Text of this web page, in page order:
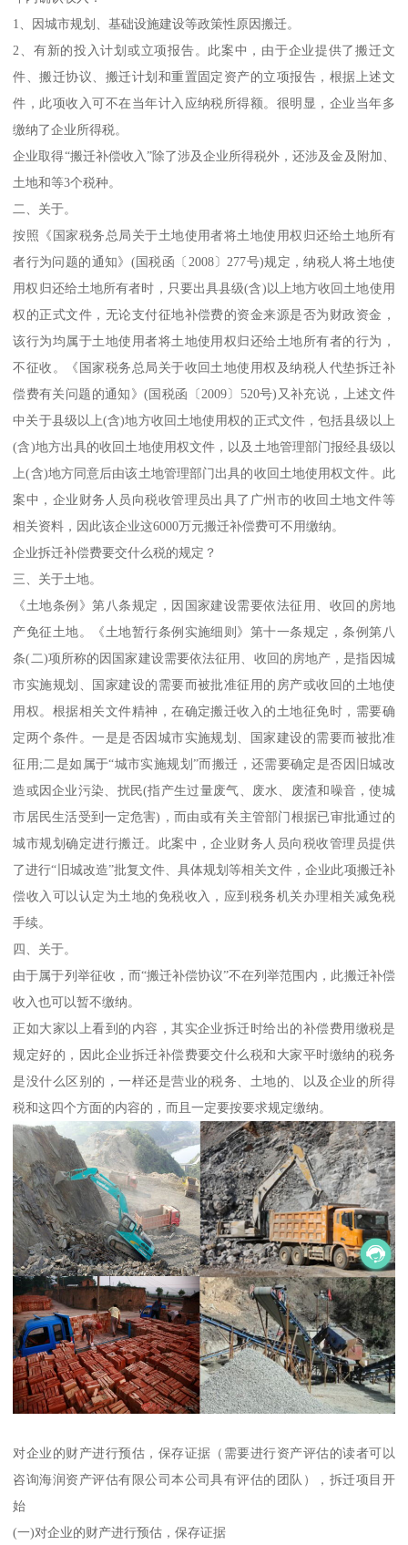
1、因城市规划、基础设施建设等政策性原因搬迁。
2、有新的投入计划或立项报告。此案中，由于企业提供了搬迁文
件、搬迁协议、搬迁计划和重置固定资产的立项报告，根据上述文
件，此项收入可不在当年计入应纳税所得额。很明显，企业当年多
缴纳了企业所得税。
企业取得“搬迁补偿收入”除了涉及企业所得税外，还涉及金及附加、
土地和等3个税种。
二、关于。
按照《国家税务总局关于土地使用者将土地使用权归还给土地所有
者行为问题的通知》(国税函〔2008〕277号)规定，纳税人将土地使
用权归还给土地所有者时，只要出具县级(含)以上地方收回土地使用
权的正式文件，无论支付征地补偿费的资金来源是否为财政资金，
该行为均属于土地使用者将土地使用权归还给土地所有者的行为，
不征收。《国家税务总局关于收回土地使用权及纳税人代垫拆迁补
偿费有关问题的通知》(国税函〔2009〕520号)又补充说，上述文件
中关于县级以上(含)地方收回土地使用权的正式文件，包括县级以上
(含)地方出具的收回土地使用权文件，以及土地管理部门报经县级以
上(含)地方同意后由该土地管理部门出具的收回土地使用权文件。此
案中，企业财务人员向税收管理员出具了广州市的收回土地文件等
相关资料，因此该企业这6000万元搬迁补偿费可不用缴纳。
企业拆迁补偿费要交什么税的规定？
三、关于土地。
《土地条例》第八条规定，因国家建设需要依法征用、收回的房地
产免征土地。《土地暂行条例实施细则》第十一条规定，条例第八
条(二)项所称的因国家建设需要依法征用、收回的房地产，是指因城
市实施规划、国家建设的需要而被批准征用的房产或收回的土地使
用权。根据相关文件精神，在确定搬迁收入的土地征免时，需要确
定两个条件。一是是否因城市实施规划、国家建设的需要而被批准
征用;二是如属于“城市实施规划”而搬迁，还需要确定是否因旧城改
造或因企业污染、扰民(指产生过量废气、废水、废渣和噪音，使城
市居民生活受到一定危害)，而由或有关主管部门根据已审批通过的
城市规划确定进行搬迁。此案中，企业财务人员向税收管理员提供
了进行“旧城改造”批复文件、具体规划等相关文件，企业此项搬迁补
偿收入可以认定为土地的免税收入，应到税务机关办理相关减免税
手续。
四、关于。
由于属于列举征收，而“搬迁补偿协议”不在列举范围内，此搬迁补偿
收入也可以暂不缴纳。
正如大家以上看到的内容，其实企业拆迁时给出的补偿费用缴税是
规定好的，因此企业拆迁补偿费要交什么税和大家平时缴纳的税务
是没什么区别的，一样还是营业的税务、土地的、以及企业的所得
税和这四个方面的内容的，而且一定要按要求规定缴纳。
对企业的财产进行预估，保存证据（需要进行资产评估的读者可以
咨询海润资产评估有限公司本公司具有评估的团队），拆迁项目开
始
(一)对企业的财产进行预估，保存证据